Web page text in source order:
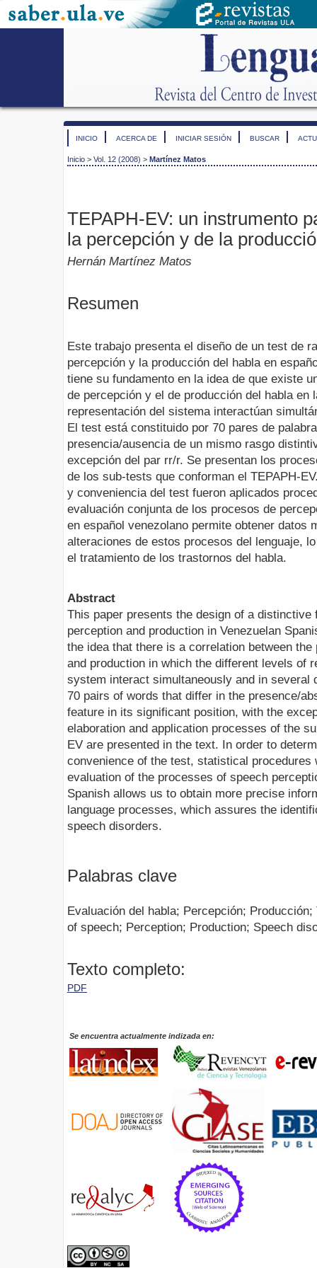
INICIO ACERCA DE INICIAR SESIÓN BUSCAR
Inicio > Vol. 12 (2008) > Martínez Matos
TEPAPH-EV: un instrumento
la percepción y de la
Hernán Martínez Matos
Resumen
Este trabajo presenta el diseño de un test de
percepción y la producción del habla en
tiene su fundamento en la idea de que existe
de percepción y el de producción del habla en
representación del sistema interactúan
El test está constituido por 70 pares de
presencia/ausencia de un mismo rasgo
excepción del par rr/r. Se presentan los
de los sub-tests que conforman el TEPAPH-
y conveniencia del test fueron aplicados
evaluación conjunta de los procesos de
en español venezolano permite obtener datos
alteraciones de estos procesos del lenguaje,
el tratamiento de los trastornos del habla.
Abstract
This paper presents the design of a
perception and production in Venezuelan
the idea that there is a correlation between
and production in which the different levels of
system interact simultaneously and in several
70 pairs of words that differ in the presence/
feature in its significant position, with the
elaboration and application processes of the
EV are presented in the text. In order to
convenience of the test, statistical procedures
evaluation of the processes of speech
Spanish allows us to obtain more precise
language processes, which assures the
speech disorders.
Palabras clave
Evaluación del habla; Percepción;
of speech; Perception; Production; Speech
Texto completo:
PDF
Se encuentra actualmente indizada en: